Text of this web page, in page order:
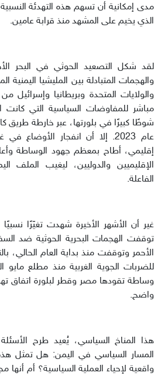
مدى إمكانية أن تسهم هذه التهدئة
الذي يخيم على المشهد منذ قرابة عامين.
لقد شكل التصعيد الحوثي في البحر
والهجمات المتبادلة بين المليشيا
والولايات المتحدة وبريطانيا
مباشر للمفاوضات السياسية التي
شوطًا كبيرًا في بلورتها، عبر خارطة طريق
عام 2023. إلا أن انفجار
إقليمي، أطاح بمعظم جهود الوساطة
الإقليميين والدوليين، ليغيب الملف
الفاعلة.
غير أن الأشهر الأخيرة شهدت تغيّرًا
توقفت الهجمات البحرية الحوثية ضد
الأحمر وتوقفت منذ بداية العام
للضربات الجوية الغربية منذ مطلع
وساطة تقودها مصر وقطر لبلورة اتفاق
واضح.
هذا المناخ السياسي، يُعيد طرح
المسار السياسي في اليمن: هل تمثل هذه
واقعية لإحياء العملية السياسية؟ أم